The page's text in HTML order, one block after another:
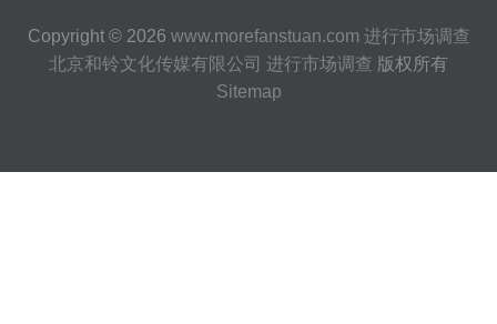
Copyright © 2026 www.morefanstuan.com 进行市场调查
北京和铃文化传媒有限公司 进行市场调查 版权所有
Sitemap